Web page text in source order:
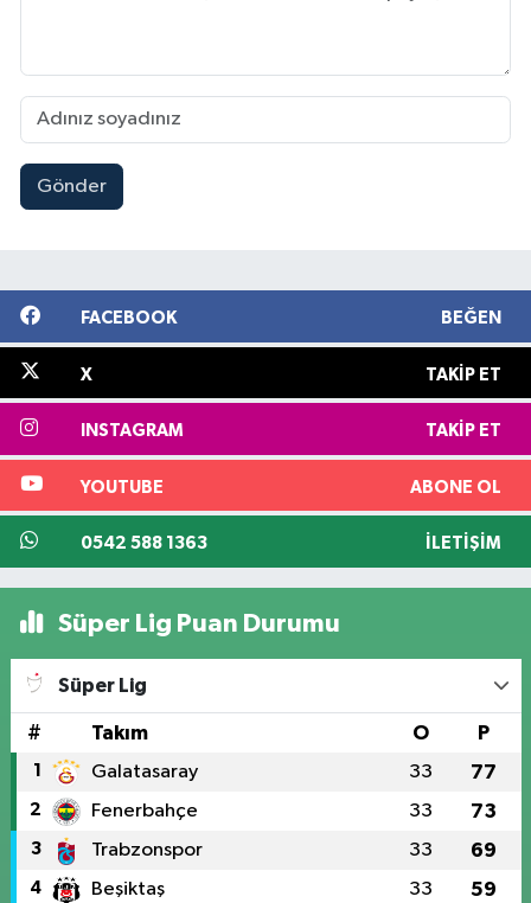
Gönder
FACEBOOK BEĞEN
X TAKIP ET
INSTAGRAM TAKIP ET
YOUTUBE ABONE OL
0542 588 1363 İLETIŞIM
Süper Lig Puan Durumu
Süper Lig
# Takım O P
1 Galatasaray 33 77
2 Fenerbahçe 33 73
3 Trabzonspor 33 69
4 Beşiktaş 33 59